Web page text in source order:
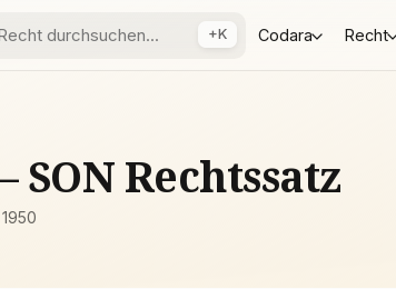
+K Codara Recht
SON Rechtssatz